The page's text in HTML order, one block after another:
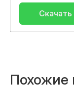
Похожие